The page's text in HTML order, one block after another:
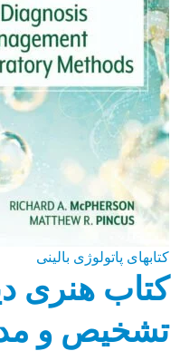
کتابهای پاتولوژی بالینی
کتاب هنری
تشخیص و